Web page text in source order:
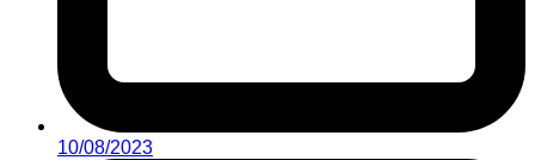
10/08/2023